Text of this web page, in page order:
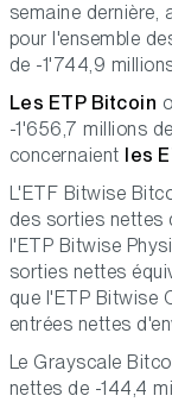
semaine dernière,
pour l'ensemble
de -1'744,9
Les ETP Bitcoin
-1'656,7 millions
concernaient les
L'ETF Bitwise
des sorties nettes
l'ETP Bitwise
sorties nettes
que l'ETP Bitwise
entrées nettes
Le Grayscale
nettes de -144,4